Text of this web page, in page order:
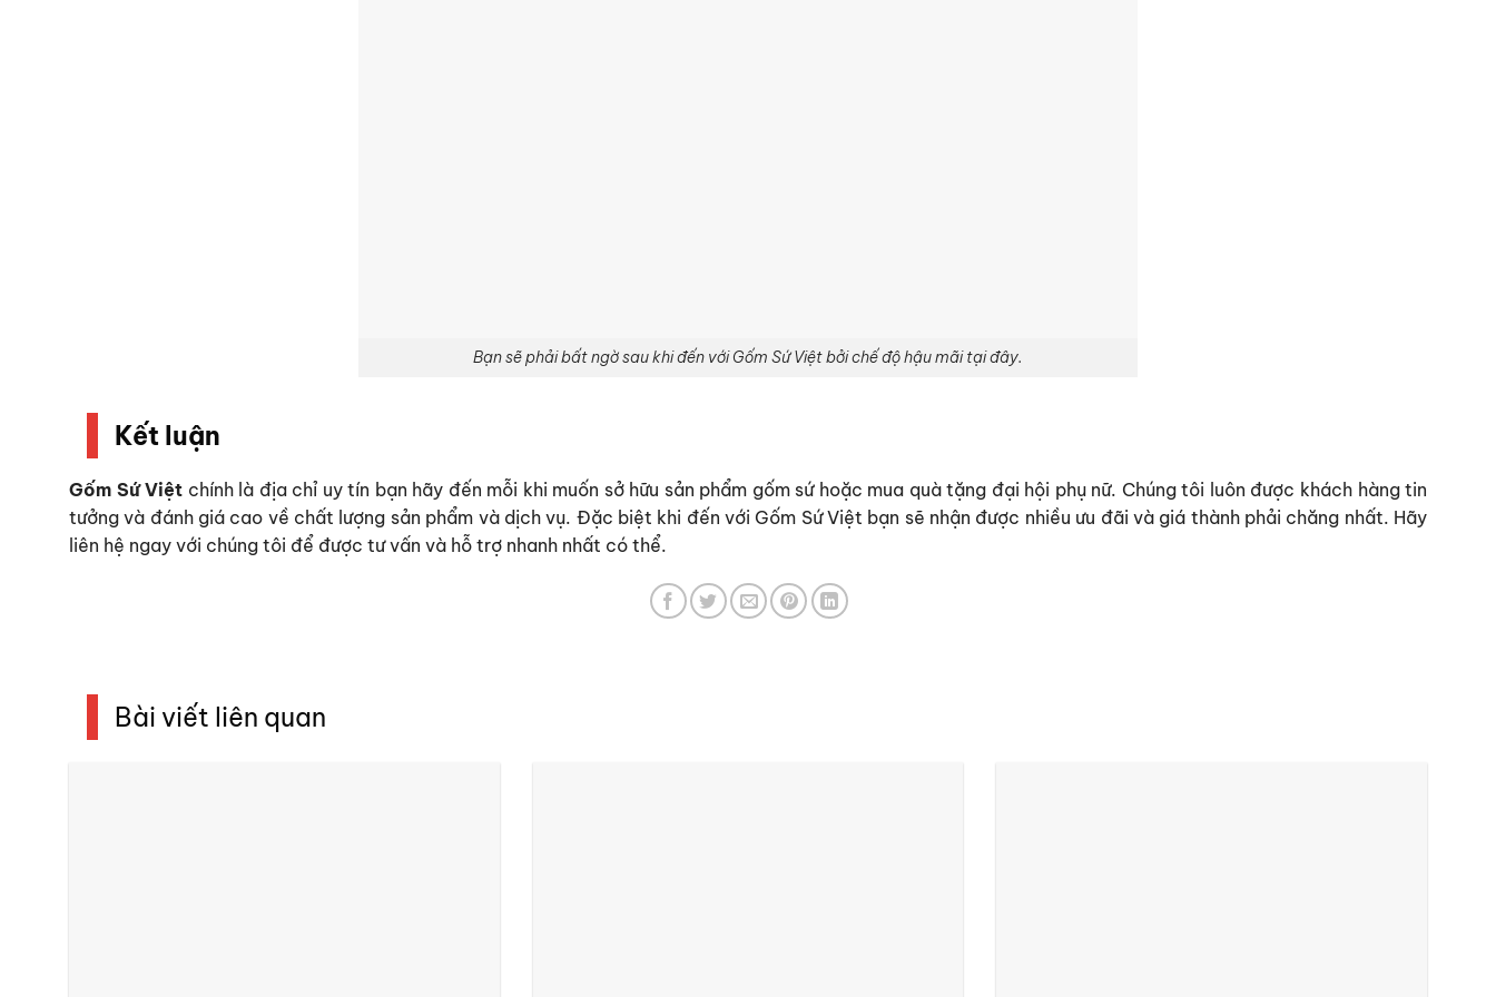
Bạn sẽ phải bất ngờ sau khi đến với Gốm Sứ Việt bởi chế độ hậu mãi tại đây.
Kết luận
Gốm Sứ Việt chính là địa chỉ uy tín bạn hãy đến mỗi khi muốn sở hữu sản phẩm gốm sứ hoặc mua quà tặng đại hội phụ nữ. Chúng tôi luôn được khách hàng tin
tưởng và đánh giá cao về chất lượng sản phẩm và dịch vụ. Đặc biệt khi đến với Gốm Sứ Việt bạn sẽ nhận được nhiều ưu đãi và giá thành phải chăng nhất. Hãy
liên hệ ngay với chúng tôi để được tư vấn và hỗ trợ nhanh nhất có thể.
Bài viết liên quan